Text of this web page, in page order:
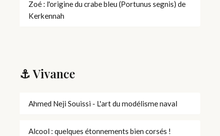
Zoé : l'origine du crabe bleu (Portunus segnis) de
Kerkennah
⚓ Vivance
Ahmed Neji Souissi - L'art du modélisme naval
Alcool : quelques étonnements bien corsés !